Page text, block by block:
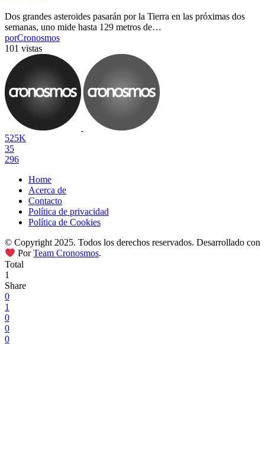
Dos grandes asteroides pasarán por la Tierra en las próximas dos
semanas, uno mide hasta 129 metros de…
porCronosmos
101 vistas
525K
35
296
Home
Acerca de
Contacto
Política de privacidad
Política de Cookies
© Copyright 2025. Todos los derechos reservados. Desarrollado con
PorTeam Cronosmos.
Total
1
Share
0
1
0
0
0